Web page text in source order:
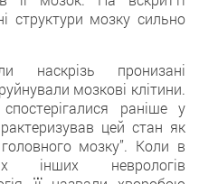
структури мозку сильно
наскрізь пронизані
мозкові клітини.
раніше у
цей стан як
мозку”. Коли в
інших неврологів